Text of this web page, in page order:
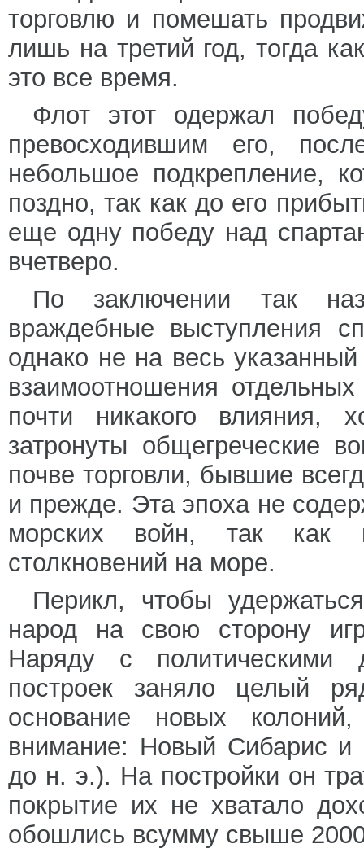
торговлю и помешать
лишь на третий год, тогда
это все время.
Флот этот одержал
превосходившим его,
небольшое подкрепление,
поздно, так как до его
еще одну победу над
вчетверо.
По заключении так
враждебные выступления
однако не на весь
взаимоотношения
почти никакого
затронуты общегреческие
почве торговли, бывшие
и прежде. Эта эпоха не
морских войн, так как
столкновений на море.
Перикл, чтобы
народ на свою сторону
Наряду с политическими
построек заняло целый
основание новых
внимание: Новый Сибарис и
до н. э.). На постройки он
покрытие их не хватало
обошлись всумму свыше